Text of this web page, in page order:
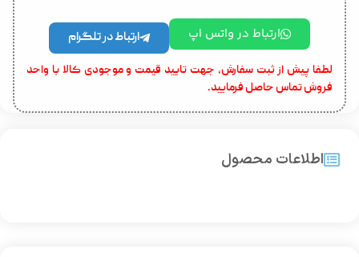
ارتباط در واتس اپ ارتباط در تلگرام
لطفا پیش از ثبت سفارش، جهت تایید قیمت و موجودی کالا با واحد
فروش تماس حاصل فرمایید.
اطلاعات محصول